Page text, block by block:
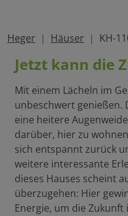
Heger Häuser KH-
Jetzt kann die
Mit einem Lächeln im
unbeschwert genießen.
eine heitere
darüber, hier zu
sich entspannt zurück
weitere interessante
dieses Hauses scheint
überzugehen: Hier
Energie, um die